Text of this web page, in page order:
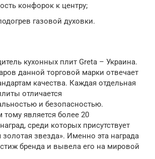
конфорок к центру;
газовой духовки.
кухонных плит Greta – Украина.
данной торговой марки отвечает
качества. Каждая отдельная
отличается
и безопасностью.
является более 20
среди которых присутствует
звезда». Именно эта награда
бренда и вывела его на мировой